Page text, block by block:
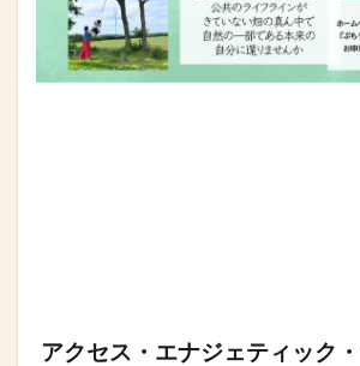
アクセス・エナジェティック